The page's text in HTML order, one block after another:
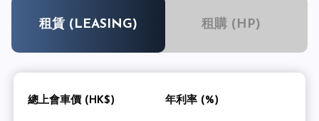
租賃 (LEASING) 租購 (HP)
總上會車價 (HK$) 年利率 (%)